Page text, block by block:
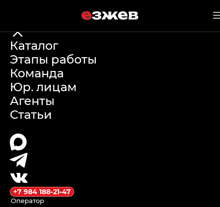
20 мая 2026 г.
Tank 300
проблемы при
эксплуатации в
России: обзор и
отзывы
езжев
Каталог
Этапы работы
Команда
Юр. лицам
Агенты
Статьи
+7 984 188-21-47
Оператор